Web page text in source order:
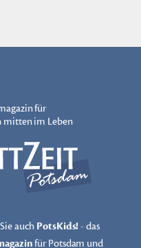
für
mitten im Leben
auch PotsKids!- das
für Potsdam und